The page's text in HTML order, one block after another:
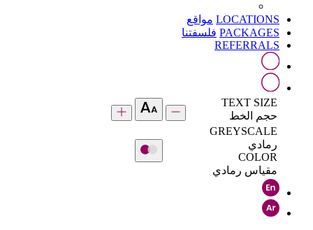
LOCATIONS مواقع
PACKAGES فلسفتنا
REFERRALS
TEXT SIZE
حجم الخط
GREYSCALE
رمادي
COLOR
مقياس رمادي